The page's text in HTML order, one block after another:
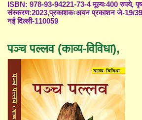
ISBN: 978-93-94221-73-4 मूल्यः400 रुपये,
संस्करण:2023,प्रकाशकःअयन प्रकाशन जे-19/39,
नई दिल्ली-110059
पञ्च पल्लव (काव्य-विविधा),